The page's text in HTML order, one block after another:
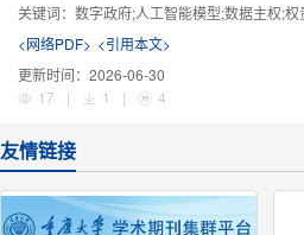
关键词： 数字政府;人工智能模型;数据主权;权
<网络PDF> <引用本文>
更新时间： 2026-06-30
17
| 1 | 4
友情链接